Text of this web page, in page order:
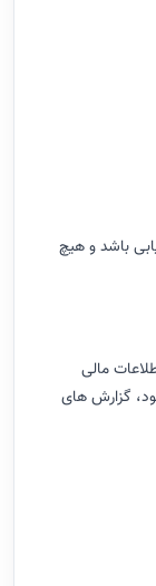
باشد و هیچ
مالی
گزارش های